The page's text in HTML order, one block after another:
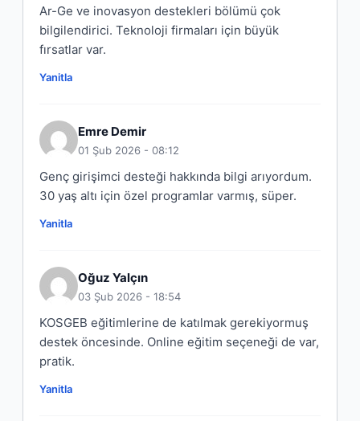
Ar-Ge ve inovasyon destekleri bölümü çok
bilgilendirici. Teknoloji firmaları için büyük
fırsatlar var.
Yanitla
Emre Demir
01 Şub 2026 - 08:12
Genç girişimci desteği hakkında bilgi arıyordum.
30 yaş altı için özel programlar varmış, süper.
Yanitla
Oğuz Yalçın
03 Şub 2026 - 18:54
KOSGEB eğitimlerine de katılmak gerekiyormuş
destek öncesinde. Online eğitim seçeneği de var,
pratik.
Yanitla